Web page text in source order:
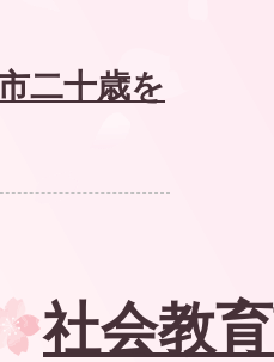
二十歳を
社会教